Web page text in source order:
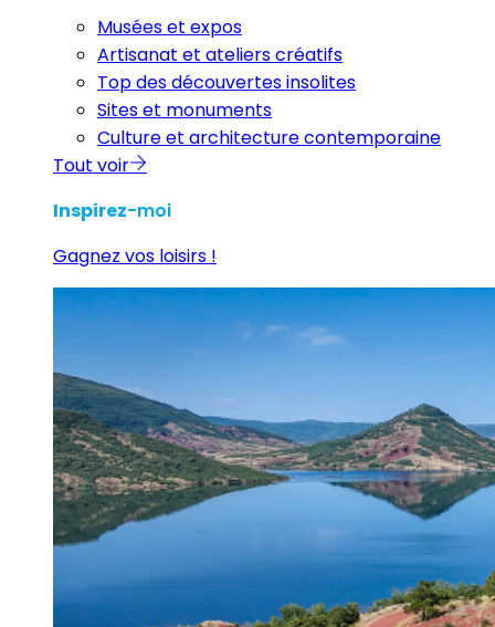
Musées et expos
Artisanat et ateliers créatifs
Top des découvertes insolites
Sites et monuments
Culture et architecture contemporaine
Tout voir
Inspirez-moi
Gagnez vos loisirs !